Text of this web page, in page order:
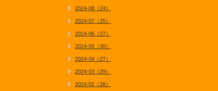
2024-08（24）
2024-07（25）
2024-06（27）
2024-05（30）
2024-04（27）
2024-03（29）
2024-02（28）